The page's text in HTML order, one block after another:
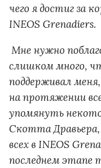
чего я достиг за
INEOS Grenadiers.
Мне нужно
слишком много,
поддерживал
на протяжении
упомянуть
Скотта
всех в INEOS
последнем этапе